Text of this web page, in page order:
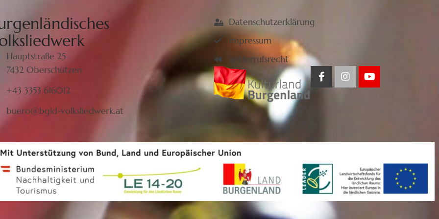
Hauptstraße 25
7432 Oberschützen
+43 3353 616012
buero@bgld-volksliedwerk.at
Datenschutzerklärung
Impressum
Widerrufsrecht